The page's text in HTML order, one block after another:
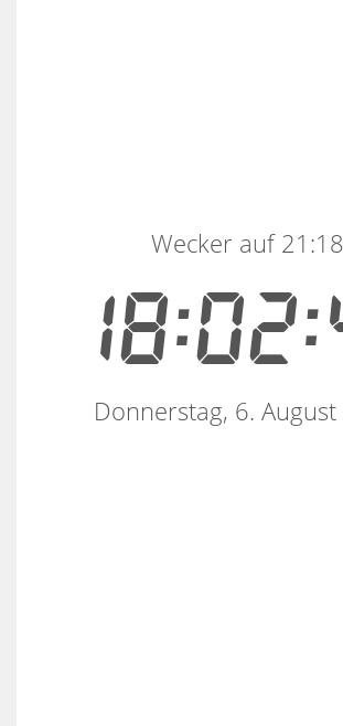
Wecker auf 21:18
Donnerstag, 6.